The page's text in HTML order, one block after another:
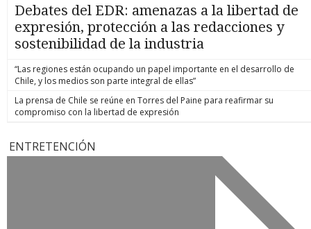
Debates del EDR: amenazas a la libertad de
expresión, protección a las redacciones y
sostenibilidad de la industria
“Las regiones están ocupando un papel importante en el desarrollo de
Chile, y los medios son parte integral de ellas”
La prensa de Chile se reúne en Torres del Paine para reafirmar su
compromiso con la libertad de expresión
ENTRETENCIÓN